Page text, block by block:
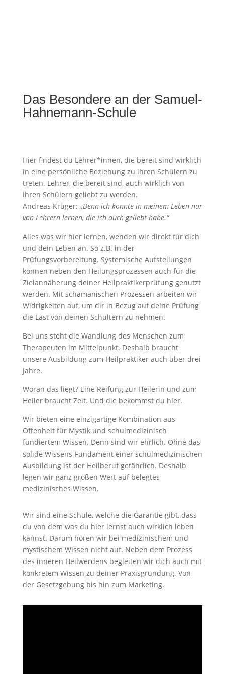
Das Besondere an der Samuel-
Hahnemann-Schule
Hier findest du Lehrer*innen, die bereit sind wirklich
in eine persönliche Beziehung zu ihren Schülern zu
treten. Lehrer, die bereit sind, auch wirklich von
ihren Schülern geliebt zu werden.
Andreas Krüger: „Denn ich konnte in meinem Leben nur
von Lehrern lernen, die ich auch geliebt habe.“
Alles was wir hier lernen, wenden wir direkt für dich
und dein Leben an. So z.B. in der
Prüfungsvorbereitung. Systemische Aufstellungen
können neben den Heilungsprozessen auch für die
Zielannäherung deiner Heilpraktikerprüfung genutzt
werden. Mit schamanischen Prozessen arbeiten wir
Widrigkeiten auf, um dir in Bezug auf deine Prüfung
die Last von deinen Schultern zu nehmen.
Bei uns steht die Wandlung des Menschen zum
Therapeuten im Mittelpunkt. Deshalb braucht
unsere Ausbildung zum Heilpraktiker auch über drei
Jahre.
Woran das liegt? Eine Reifung zur Heilerin und zum
Heiler braucht Zeit. Und die bekommst du hier.
Wir bieten eine einzigartige Kombination aus
Offenheit für Mystik und schulmedizinisch
fundiertem Wissen. Denn sind wir ehrlich. Ohne das
solide Wissens-Fundament einer schulmedizinischen
Ausbildung ist der Heilberuf gefährlich. Deshalb
legen wir ganz großen Wert auf belegtes
medizinisches Wissen.
Wir sind eine Schule, welche die Garantie gibt, dass
du von dem was du hier lernst auch wirklich leben
kannst. Darum hören wir bei medizinischem und
mystischem Wissen nicht auf. Neben dem Prozess
des inneren Heilwerdens begleiten wir dich auch mit
konkretem Wissen zu deiner Praxisgründung. Von
der Gesetzgebung bis hin zum Marketing.